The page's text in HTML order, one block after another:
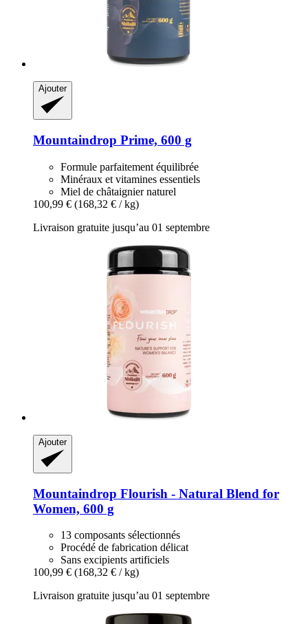
Ajouter
Mountaindrop Prime, 600 g
Formule parfaitement équilibrée
Minéraux et vitamines essentiels
Miel de châtaignier naturel
100,99 € (168,32 € / kg)
Livraison gratuite jusqu’au 01 septembre
Ajouter
Mountaindrop Flourish -​ Natural Blend for
Women, 600 g
13 composants sélectionnés
Procédé de fabrication délicat
Sans excipients artificiels
100,99 € (168,32 € / kg)
Livraison gratuite jusqu’au 01 septembre